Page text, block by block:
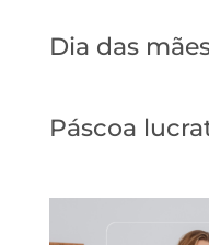
Dia das
Páscoa